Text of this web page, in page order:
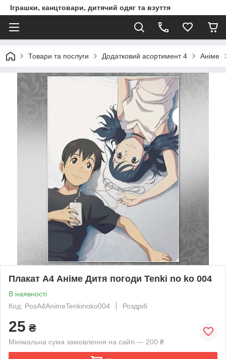
Іграшки, канцтовари, дитячий одяг та взуття
Товари та послуги Додатковий асортимент 4 Аніме
Плакат А4 Аніме Дитя погоди Tenki no ko 004
В наявності
Код: PosА4AnimeTenkinoko004
Роздріб
25 ₴
Мінімальна сума замовлення на сайті — 200 ₴